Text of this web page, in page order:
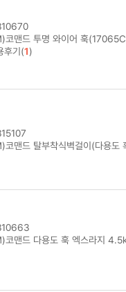
코맨드 투명 와이어 훅
후기(1)
코맨드 탈부착식벽걸이(다용
코맨드 다용도 훅 엑스라지